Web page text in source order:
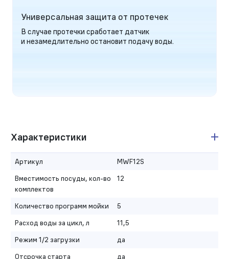
Универсальная защита от протечек
В случае протечки сработает датчик
и незамедлительно остановит подачу воды.
Характеристики
Артикул
MWF12S
Вместимость посуды, кол-во
комплектов
12
Количество программ мойки
5
Расход воды за цикл, л
11,5
Режим 1/2 загрузки
да
Отсрочка старта
да